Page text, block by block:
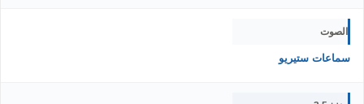
الصوت
سماعات ستيريو